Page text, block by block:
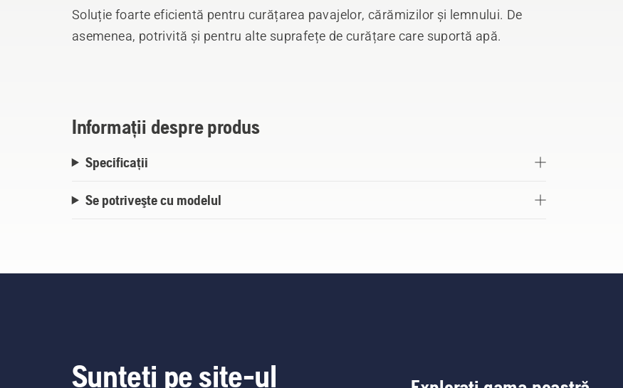
Soluție foarte eficientă pentru curățarea pavajelor, cărămizilor și lemnului. De
asemenea, potrivită și pentru alte suprafețe de curățare care suportă apă.
Informații despre produs
Specificații
Se potriveşte cu modelul
Sunteți pe site-ul